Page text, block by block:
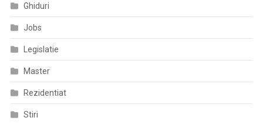
Ghiduri
Jobs
Legislatie
Master
Rezidentiat
Stiri